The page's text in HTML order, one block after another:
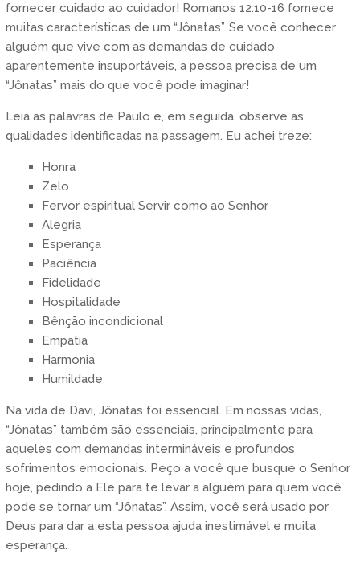
fornecer cuidado ao cuidador! Romanos 12:10-16 fornece
muitas características de um “Jônatas”. Se você conhecer
alguém que vive com as demandas de cuidado
aparentemente insuportáveis, a pessoa precisa de um
“Jônatas” mais do que você pode imaginar!
Leia as palavras de Paulo e, em seguida, observe as
qualidades identificadas na passagem. Eu achei treze:
Honra
Zelo
Fervor espiritual Servir como ao Senhor
Alegria
Esperança
Paciência
Fidelidade
Hospitalidade
Bênção incondicional
Empatia
Harmonia
Humildade
Na vida de Davi, Jônatas foi essencial. Em nossas vidas,
“Jônatas” também são essenciais, principalmente para
aqueles com demandas intermináveis e profundos
sofrimentos emocionais. Peço a você que busque o Senhor
hoje, pedindo a Ele para te levar a alguém para quem você
pode se tornar um “Jônatas”. Assim, você será usado por
Deus para dar a esta pessoa ajuda inestimável e muita
esperança.